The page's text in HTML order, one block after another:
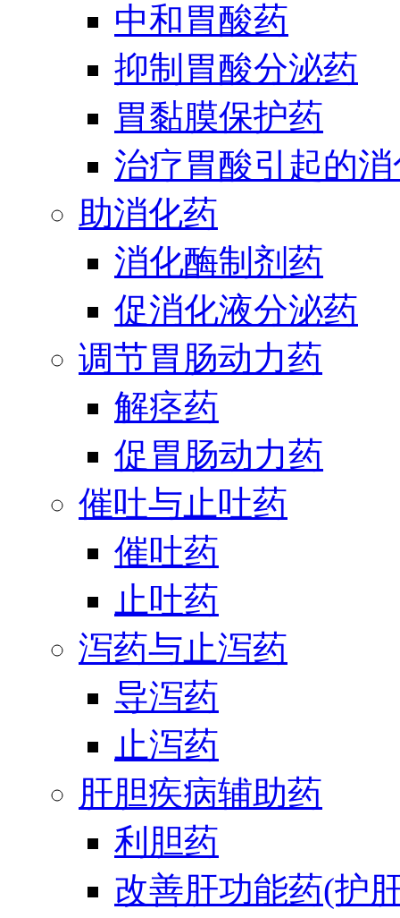
中和胃酸药
抑制胃酸分泌药
胃黏膜保护药
治疗胃酸引起的
助消化药
消化酶制剂药
促消化液分泌药
调节胃肠动力药
解痉药
促胃肠动力药
催吐与止吐药
催吐药
止吐药
泻药与止泻药
导泻药
止泻药
肝胆疾病辅助药
利胆药
改善肝功能药(护